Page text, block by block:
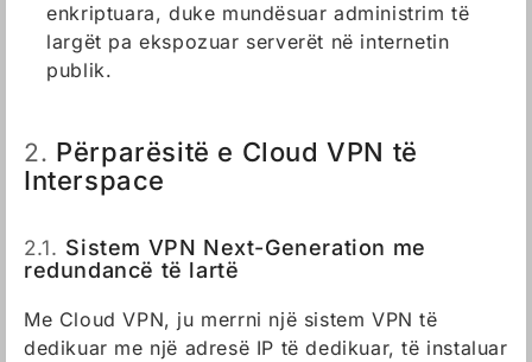
enkriptuara, duke mundësuar administrim të
largët pa ekspozuar serverët në internetin
publik.
2. Përparësitë e Cloud VPN të
Interspace
2.1. Sistem VPN Next-Generation me
redundancë të lartë
Me Cloud VPN, ju merrni një sistem VPN të
dedikuar me një adresë IP të dedikuar, të instaluar